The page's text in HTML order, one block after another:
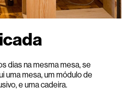
dias na mesma mesa, se
uma mesa, um módulo de
e uma cadeira.